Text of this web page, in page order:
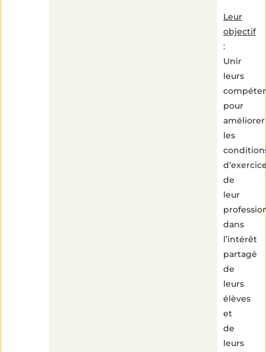
Leur
objectif
:
Unir
leurs
pour
améliorer
les
de
leur
dans
l’intérêt
partagé
de
leurs
élèves
et
de
leurs